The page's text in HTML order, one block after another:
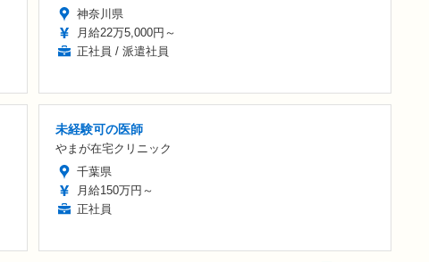
神奈川県
月給22万5,000円～
正社員 / 派遣社員
未経験可の医師
やまが在宅クリニック
千葉県
月給150万円～
正社員